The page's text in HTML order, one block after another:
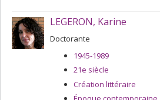
l'ensemble de son oeuvre à
récents tels que la question du
génétique littéraire, que
dans la création.
LEGERON, Karine
Doctorante
1945-1989
21e siècle
Création littéraire